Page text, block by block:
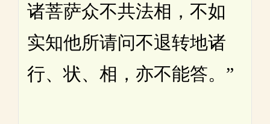
诸菩萨众不共法相，不如
实知他所请问不退转地诸
行、状、相，亦不能答。”